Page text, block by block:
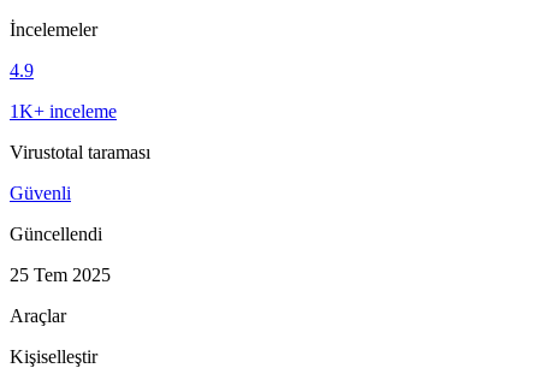
İncelemeler
4.9
1K+ inceleme
Virustotal taraması
Güvenli
Güncellendi
25 Tem 2025
Araçlar
Kişiselleştir